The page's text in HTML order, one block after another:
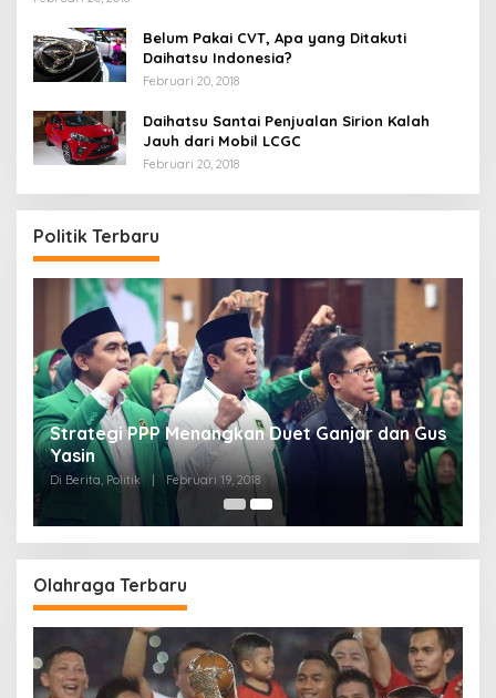
Belum Pakai CVT, Apa yang Ditakuti
Daihatsu Indonesia?
Februari 20, 2018
Daihatsu Santai Penjualan Sirion Kalah
Jauh dari Mobil LCGC
Februari 20, 2018
Politik Terbaru
Strategi PPP Menangkan Duet Ganjar dan Gus
Yasin
Di Berita, Politik | Februari 19, 2018
Olahraga Terbaru